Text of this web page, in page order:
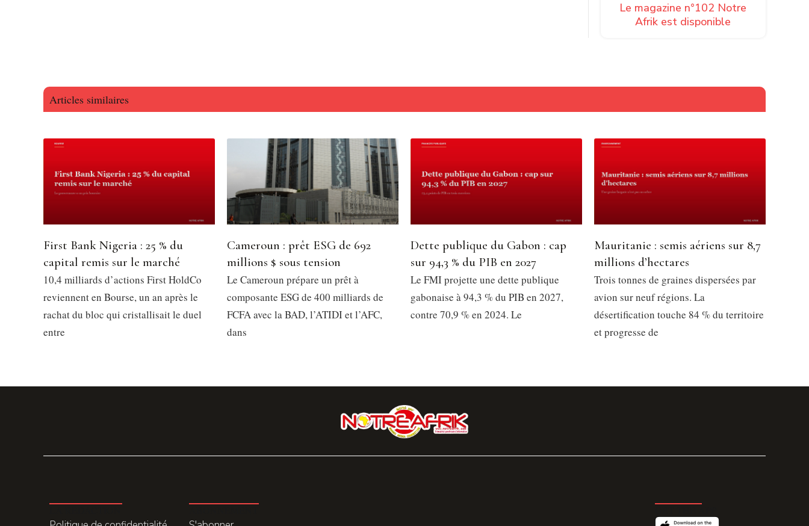
Le magazine n°102 Notre
Afrik est disponible
Articles similaires
First Bank Nigeria : 25 % du
capital remis sur le marché
10,4 milliards d’actions First HoldCo
reviennent en Bourse, un an après le
rachat du bloc qui cristallisait le duel
entre
Cameroun : prêt ESG de 692
millions $ sous tension
Le Cameroun prépare un prêt à
composante ESG de 400 milliards de
FCFA avec la BAD, l’ATIDI et l’AFC,
dans
Dette publique du Gabon : cap
sur 94,3 % du PIB en 2027
Le FMI projette une dette publique
gabonaise à 94,3 % du PIB en 2027,
contre 70,9 % en 2024. Le
Mauritanie : semis aériens sur 8,7
millions d’hectares
Trois tonnes de graines dispersées par
avion sur neuf régions. La
désertification touche 84 % du territoire
et progresse de